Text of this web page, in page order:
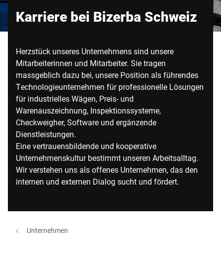
Karriere bei Bizerba Schweiz
Herzstück unseres Unternehmens sind unsere
Mitarbeiterinnen und Mitarbeiter. Sie tragen
massgeblich dazu bei, unsere Position als führendes
Technologieunternehmen für professionelle Lösungen
für industrielles Wägen, Preis- und
Warenauszeichnung, Inspektionssysteme,
Checkweigher, Software und ergänzende
Dienstleistungen.
Eine vertrauensbildende und kooperative
Unternehmenskultur bestimmt unseren Arbeitsalltag.
Wir verstehen uns als offenes Unternehmen, das den
internen und externen Dialog sucht und fördert.
Unternehmen